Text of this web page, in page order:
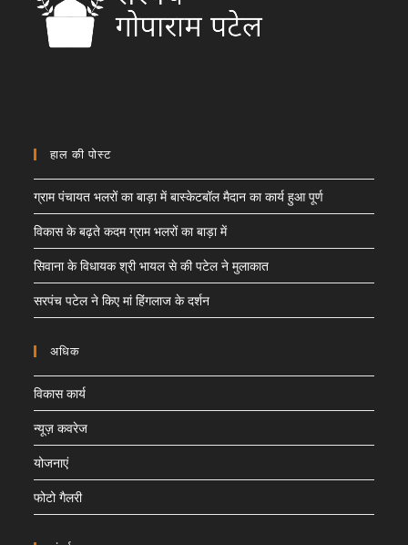
हाल की पोस्ट
ग्राम पंचायत भलरों का बाड़ा में बास्केटबॉल मैदान का कार्य हुआ पूर्ण
विकास के बढ़ते कदम ग्राम भलरों का बाड़ा में
सिवाना के विधायक श्री भायल से की पटेल ने मुलाकात
सरपंच पटेल ने किए मां हिंगलाज के दर्शन
अधिक
विकास कार्य
न्यूज़ कवरेज
योजनाएं
फोटो गैलरी